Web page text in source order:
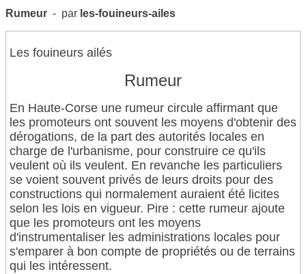
Rumeur - par les-fouineurs-ailes
Les fouineurs ailés
Rumeur
En Haute-Corse une rumeur circule affirmant que
les promoteurs ont souvent les moyens d'obtenir des
dérogations, de la part des autorités locales en
charge de l'urbanisme, pour construire ce qu'ils
veulent où ils veulent. En revanche les particuliers
se voient souvent privés de leurs droits pour des
constructions qui normalement auraient été licites
selon les lois en vigueur. Pire : cette rumeur ajoute
que les promoteurs ont les moyens
d'instrumentaliser les administrations locales pour
s'emparer à bon compte de propriétés ou de terrains
qui les intéressent.